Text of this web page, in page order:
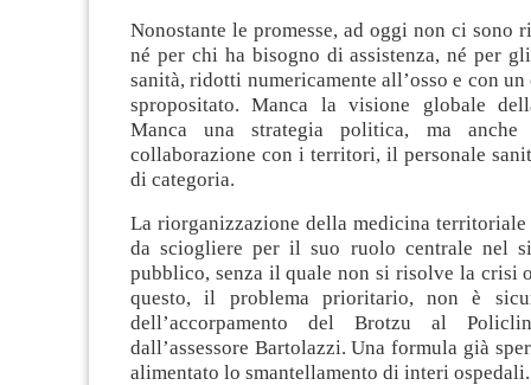
Nonostante le promesse, ad oggi non ci sono
né per chi ha bisogno di assistenza, né per
sanità, ridotti numericamente all’osso e con
spropositato. Manca la visione globale
Manca una strategia politica, ma
collaborazione con i territori, il personale
di categoria.
La riorganizzazione della medicina
da sciogliere per il suo ruolo centrale nel
pubblico, senza il quale non si risolve la crisi
questo, il problema prioritario, non è
dell’accorpamento del Brotzu al
dall’assessore Bartolazzi. Una formula già
alimentato lo smantellamento di interi ospedali.